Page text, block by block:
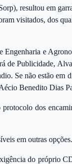
resultou em
visitados, dos
e
de Publicidade,
Se não estão em
Benedito Dias
dos
em outras opções.
do próprio